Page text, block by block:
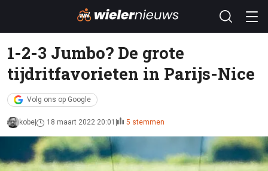
1-2-3 Jumbo? De grote
tijdritfavorieten in Parijs-Nice
Volg ons op Google
kobe 18 maart 2022 20:01 5 stemmen